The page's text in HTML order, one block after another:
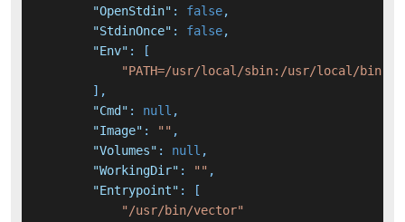
"OpenStdin" : false,
"StdinOnce" : false,
"Env" :
[
"PATH=/usr/local/sbin:/usr/local/
] ,
"Cmd" : null ,
"Image" : "" ,
"Volumes" : null ,
"WorkingDir" : "" ,
"Entrypoint" :
[
"/usr/bin/vector"